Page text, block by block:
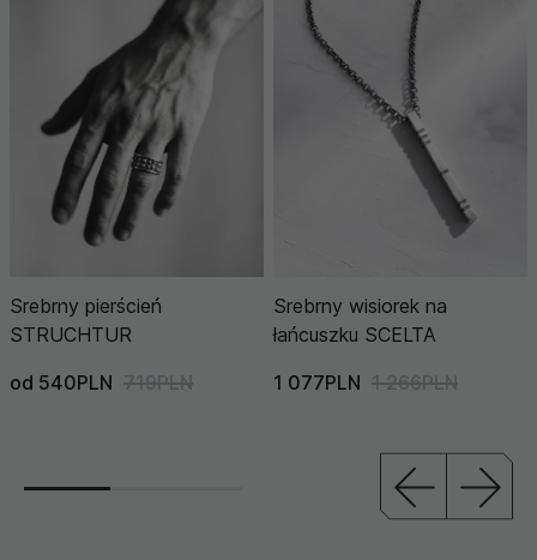
Srebrny pierścień
STRUCHTUR
od 540PLN 719PLN
Srebrny wisiorek na
łańcuszku SCELTA
1 077PLN 1 266PLN